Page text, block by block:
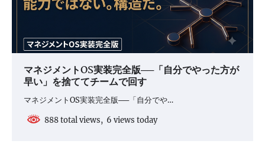
マネジメントOS実装完全版──「自分でやった方が
早い」を捨ててチームで回す
マネジメントOS実装完全版──「自分でや…
888 total views, 6 views today